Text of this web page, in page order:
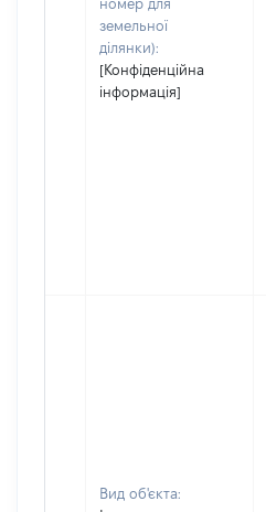
номер для
земельної
ділянки):
[Конфіденційна
інформація]
Вид об'єкта: